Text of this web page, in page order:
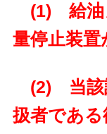
(1) 給油
量停止装置
(2) 当該
扱者である